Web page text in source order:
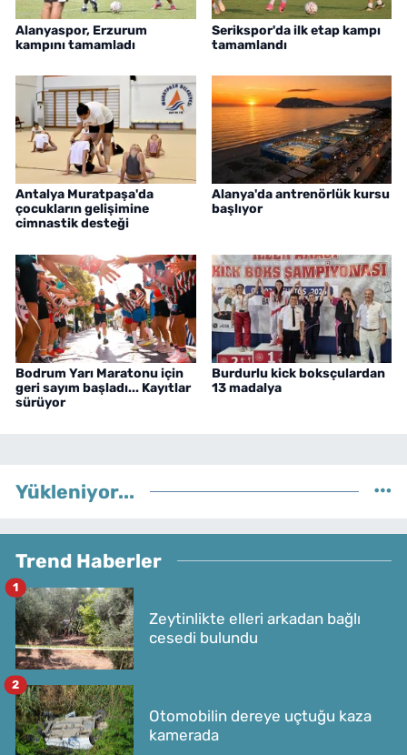
Alanyaspor, Erzurum
kampını tamamladı
Serikspor'da ilk etap kampı
tamamlandı
Antalya Muratpaşa'da
çocukların gelişimine
cimnastik desteği
Alanya'da antrenörlük kursu
başlıyor
Bodrum Yarı Maratonu için
geri sayım başladı... Kayıtlar
sürüyor
Burdurlu kick boksçulardan
13 madalya
Yükleniyor...
Trend Haberler
Zeytinlikte elleri arkadan bağlı
cesedi bulundu
1
Otomobilin dereye uçtuğu kaza
kamerada
2